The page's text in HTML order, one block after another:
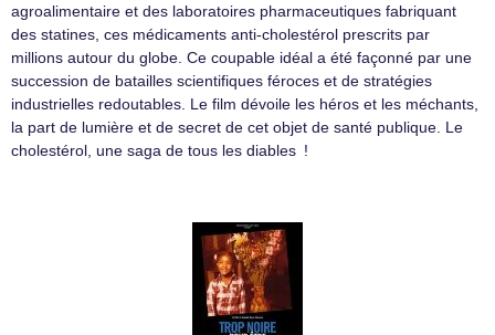
agroalimentaire et des laboratoires pharmaceutiques fabriquant
des statines, ces médicaments anti-cholestérol prescrits par
millions autour du globe. Ce coupable idéal a été façonné par une
succession de batailles scientifiques féroces et de stratégies
industrielles redoutables. Le film dévoile les héros et les méchants,
la part de lumière et de secret de cet objet de santé publique. Le
cholestérol, une saga de tous les diables !